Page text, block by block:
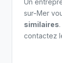
Un
sur-Mer
similaires
contactez